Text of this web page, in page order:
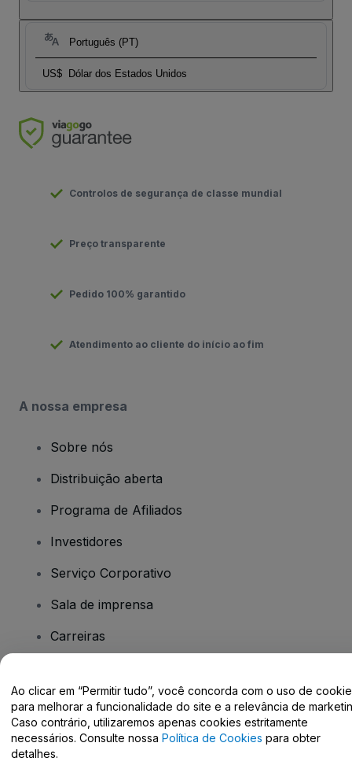
Português (PT)
US$ Dólar dos Estados Unidos
Controlos de segurança de classe mundial
Preço transparente
Pedido 100% garantido
Atendimento ao cliente do início ao fim
A nossa empresa
Sobre nós
Distribuição aberta
Programa de Afiliados
Investidores
Serviço Corporativo
Sala de imprensa
Carreiras
Tem dúvidas?
Centro de Ajuda / Fale Conosco
Ao clicar em “Permitir tudo”, você concorda com o uso de
para melhorar a funcionalidade do site e a relevância de
Caso contrário, utilizaremos apenas cookies estritamente
necessários. Consulte nossa Política de Cookies para obter
detalhes.